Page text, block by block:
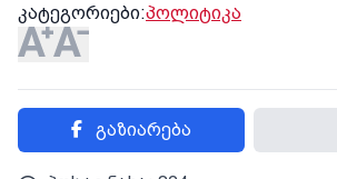
კატეგორიები:პოლიტიკა
გაზიარება